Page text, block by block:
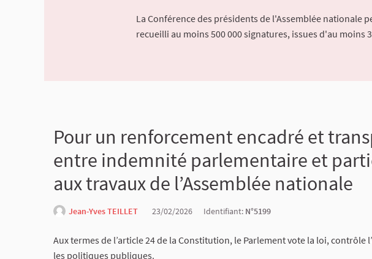
La Conférence des présidents de l'Assemblée
recueilli au moins 500 000 signatures, issues d'au
Pour un renforcement encadré et
entre indemnité parlementaire et
aux travaux de l’Assemblée nationale
Jean-Yves TEILLET 23/02/2026 Identifiant: N°5199
Aux termes de l’article 24 de la Constitution, le Parlement vote la loi, contrôle
les politiques publiques.